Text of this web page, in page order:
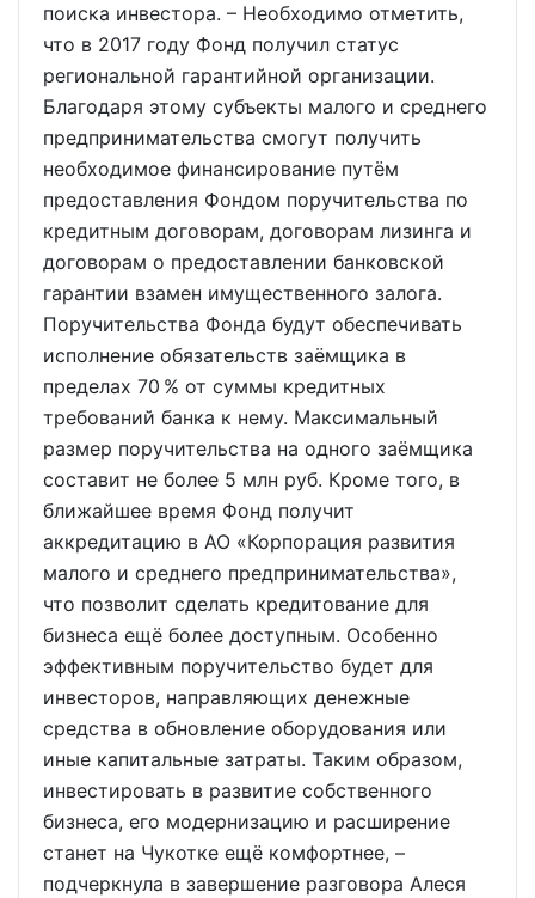
поиска инвестора. – Необходимо отметить,
что в 2017 году Фонд получил статус
региональной гарантийной организации.
Благодаря этому субъекты малого и среднего
предпринимательства смогут получить
необходимое финансирование путём
предоставления Фондом поручительства по
кредитным договорам, договорам лизинга и
договорам о предоставлении банковской
гарантии взамен имущественного залога.
Поручительства Фонда будут обеспечивать
исполнение обязательств заёмщика в
пределах 70 % от суммы кредитных
требований банка к нему. Максимальный
размер поручительства на одного заёмщика
составит не более 5 млн руб. Кроме того, в
ближайшее время Фонд получит
аккредитацию в АО «Корпорация развития
малого и среднего предпринимательства»,
что позволит сделать кредитование для
бизнеса ещё более доступным. Особенно
эффективным поручительство будет для
инвесторов, направляющих денежные
средства в обновление оборудования или
иные капитальные затраты. Таким образом,
инвестировать в развитие собственного
бизнеса, его модернизацию и расширение
станет на Чукотке ещё комфортнее, –
подчеркнула в завершение разговора Алеся